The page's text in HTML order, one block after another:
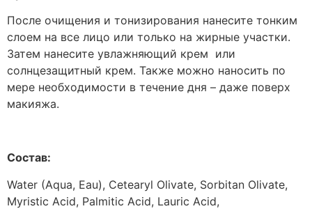
После очищения и тонизирования нанесите тонким
слоем на все лицо или только на жирные участки.
Затем нанесите увлажняющий крем или
солнцезащитный крем. Также можно наносить по
мере необходимости в течение дня – даже поверх
макияжа.
Состав:
Water (Aqua, Eau), Cetearyl Olivate, Sorbitan Olivate,
Myristic Acid, Palmitic Acid, Lauric Acid,